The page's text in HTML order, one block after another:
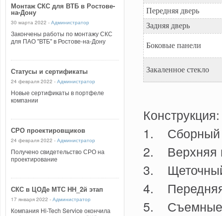
Монтаж СКС для ВТБ в Ростове-
на-Дону
30 марта 2022 - Администратор
Закончены работы по монтажу СКС
для ПАО "ВТБ" в Ростове-на-Дону
Статусы и сертификаты
24 февраля 2022 - Администратор
Новые сертификаты в портфеле
компании
СРО проектировщиков
24 февраля 2022 - Администратор
Получено свидетельство СРО на
проектирование
СКС в ЦОДе МТС НН_2й этап
17 января 2022 - Администратор
Компания Hi-Tech Service окончила
Передняя дверь
Задняя дверь
Боковые панели
Закаленное стекло
Конструкция:
1. Сборный
2. Верхняя
3. Щеточный
4. Передняя
5. Съемные